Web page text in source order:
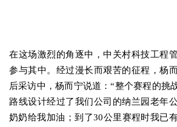
在这场激烈的角逐中，中关村科技工程
参与其中。经过漫长而艰苦的征程，杨
后采访中，杨而宁说道：“整个赛程的挑
路线设计经过了我们公司的纳兰园老年
奶奶给我加油；到了30公里赛程时我已